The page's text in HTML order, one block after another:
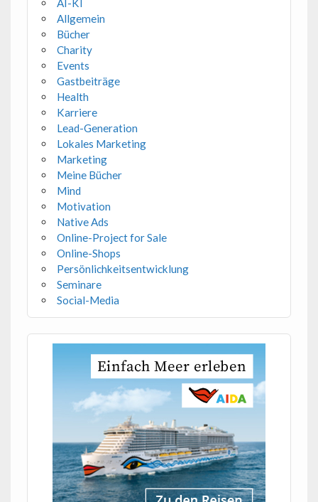
AI-KI
Allgemein
Bücher
Charity
Events
Gastbeiträge
Health
Karriere
Lead-Generation
Lokales Marketing
Marketing
Meine Bücher
Mind
Motivation
Native Ads
Online-Project for Sale
Online-Shops
Persönlichkeitsentwicklung
Seminare
Social-Media